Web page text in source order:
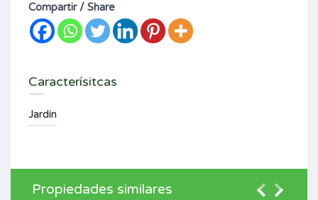
Compartir / Share
Caracterísitcas
Jardín
Propiedades similares